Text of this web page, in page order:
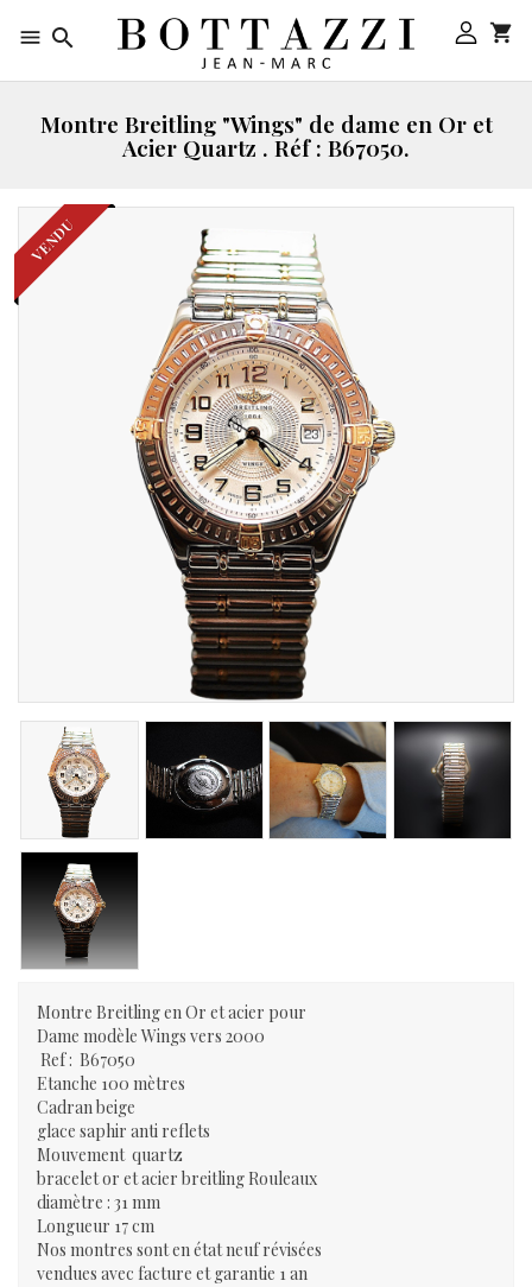
  
Montre Breitling "Wings" de dame en Or et
Acier Quartz . Réf : B67050.
VENDU
Montre Breitling en Or et acier pour
Dame modèle Wings vers 2000
Ref : B67050
Etanche 100 mètres
Cadran beige
glace saphir anti reflets
Mouvement quartz
bracelet or et acier breitling Rouleaux
diamètre : 31 mm
Longueur 17 cm
Nos montres sont en état neuf révisées
vendues avec facture et garantie 1 an